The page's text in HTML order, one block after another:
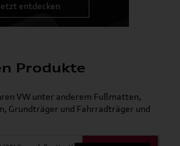
entdecken
Produkte
VW unter anderem Fußmatten,
Grundträger und Fahrradträger und